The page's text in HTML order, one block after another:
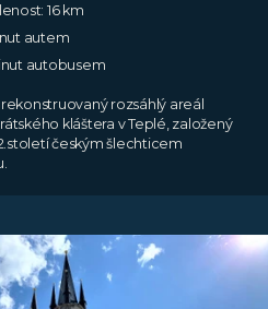
16 km
autem
autobusem
rozsáhlý areál
kláštera v Teplé, založený
českým šlechticem